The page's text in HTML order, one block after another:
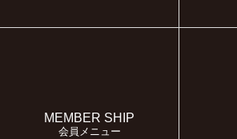
MEMBER SHIP
会員メニュー